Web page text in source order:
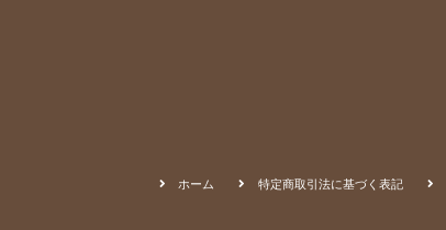
ホーム 特定商取引法に基づく表記